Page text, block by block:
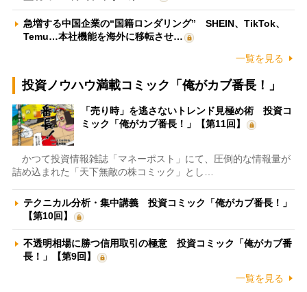
急増する中国企業の“国籍ロンダリング” SHEIN、TikTok、
Temu…本社機能を海外に移転させ…
一覧を見る
投資ノウハウ満載コミック「俺がカブ番長！」
「売り時」を逃さないトレンド見極め術 投資コ
ミック「俺がカブ番長！」【第11回】
かつて投資情報雑誌「マネーポスト」にて、圧倒的な情報量が
詰め込まれた「天下無敵の株コミック」とし…
テクニカル分析・集中講義 投資コミック「俺がカブ番長！」
【第10回】
不透明相場に勝つ信用取引の極意 投資コミック「俺がカブ番
長！」【第9回】
一覧を見る